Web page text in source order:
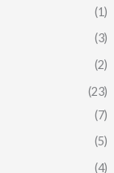
(1)
(3)
(2)
(23)
(7)
(5)
(4)